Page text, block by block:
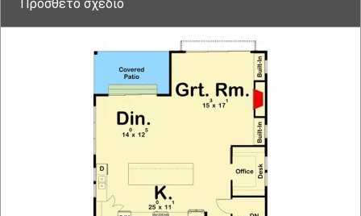
Πρόσθετο σχέδιο